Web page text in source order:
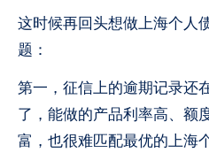
这时候再回头想做上海个人
题：
第一，征信上的逾期记录还
了，能做的产品利率高、额
富，也很难匹配最优的上海